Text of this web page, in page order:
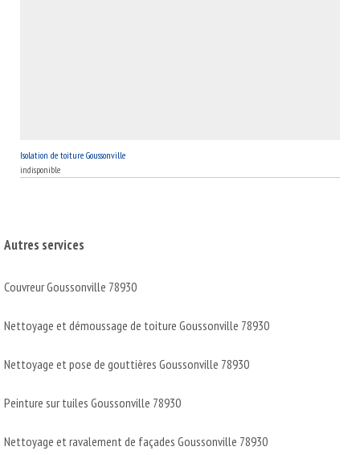
Isolation de toiture Goussonville
indisponible
Autres services
Couvreur Goussonville 78930
Nettoyage et démoussage de toiture Goussonville 78930
Nettoyage et pose de gouttières Goussonville 78930
Peinture sur tuiles Goussonville 78930
Nettoyage et ravalement de façades Goussonville 78930